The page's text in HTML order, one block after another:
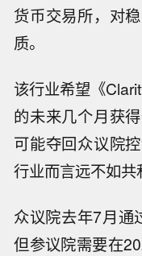
货币交易所，对
质。
该行业希望《
的未来几个月获
可能夺回众议院
行业而言远不如共
众议院去年7月通
但参议院需要在